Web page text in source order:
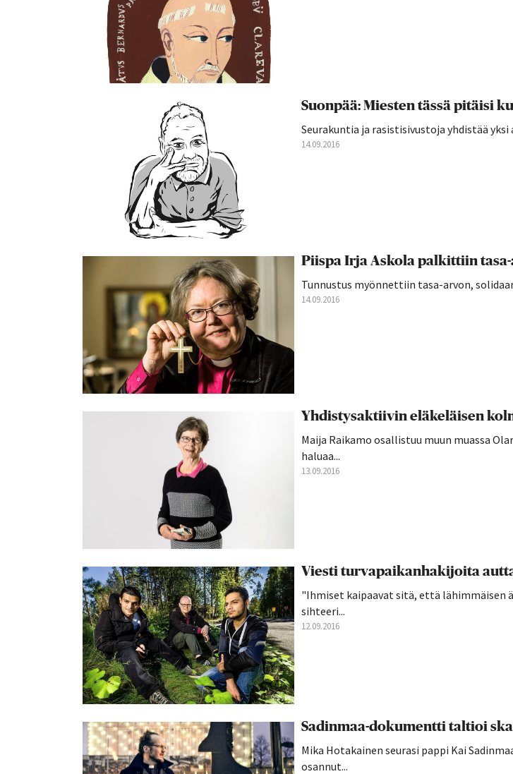
Suonpää: Miesten tässä pitäisi
Seurakuntia ja rasistisivustoja yhdistää
14.09.2016
Piispa Irja Askola palkittiin
Tunnustus myönnettiin tasa-arvon,
14.09.2016
Yhdistysaktiivin eläkeläisen
Maija Raikamo osallistuu muun muassa
haluaa...
13.09.2016
Viesti turvapaikanhakijoita
"Ihmiset kaipaavat sitä, että lähimmäisen
sihteeri...
12.09.2016
Sadinmaa-dokumentti taltioi
Mika Hotakainen seurasi pappi Kai
osannut...